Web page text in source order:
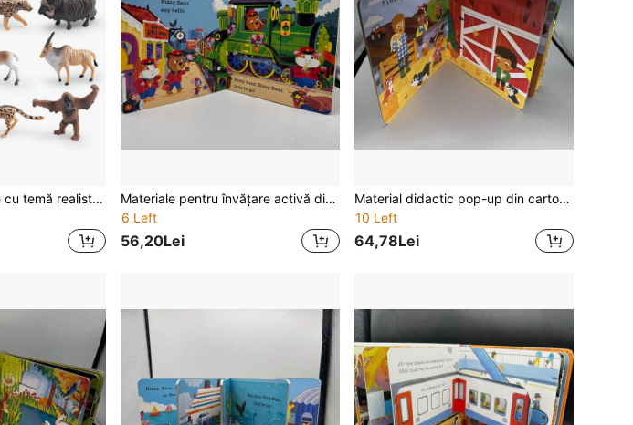
Figurine decorative cu temă realistă de wildlife: elefant asiatic, lene, elan, tapir malayez, orangutan, antilopă, cămilă, pentru colecționari, cadou de Anul Nou și Crăciun
Materiale pentru învățare activă din carton, cu pagini interioare pliabile, pentru citit acasă și timp de povestire, dezvoltare cognitivă și lingvistică, potrivite pentru Halloween, cadouri de Crăciun și educație științifică
6 Left
56,20Lei
Material didactic pop-up din carton, pagini interioare pliabile, lectură în familie, iluminare cognitivă, dezvoltare limbaj, potrivit pentru Halloween, cadouri de Crăciun, educație științifică
10 Left
64,78Lei